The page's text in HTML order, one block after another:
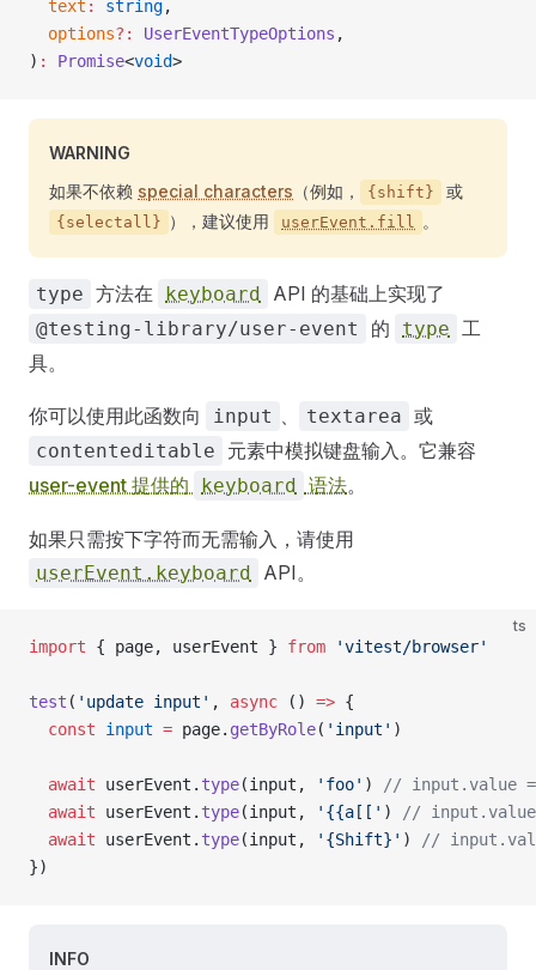
  text
: string,
  options
?: UserEventTypeOptions ,
) : Promise<void>
WARNING
如果不依赖 special characters （例如， {shift} 或
{selectall} ），建议使用 userEvent.fill 。
type 方法在 keyboard API 的基础上实现了
@testing-library/user-event 的 type 工
具。
你可以使用此函数向 input 、 textarea 或
contenteditable
元素中模拟键盘输入。它兼容
user-event 提供的
keyboard 语法。
如果只需按下字符而无需输入，请使用
userEvent.keyboard API。
ts
import { page, userEvent } from 'vitest/browser'
test ( 'update input' , async () => {
  const
input = page. getByRole( 'input' )
  await
userEvent. type(input, 'foo' )
// input.value
  await
userEvent. type(input, '{{a[[' )
//
  await
userEvent. type(input, '{Shift}' )
//
})
INFO